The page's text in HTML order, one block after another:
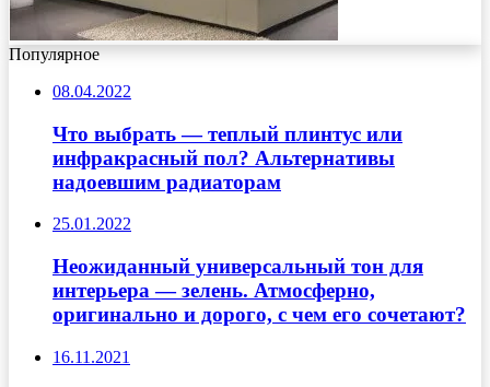
Популярное
08.04.2022
Что выбрать — теплый плинтус или
инфракрасный пол? Альтернативы
надоевшим радиаторам
25.01.2022
Неожиданный универсальный тон для
интерьера — зелень. Атмосферно,
оригинально и дорого, с чем его сочетают?
16.11.2021